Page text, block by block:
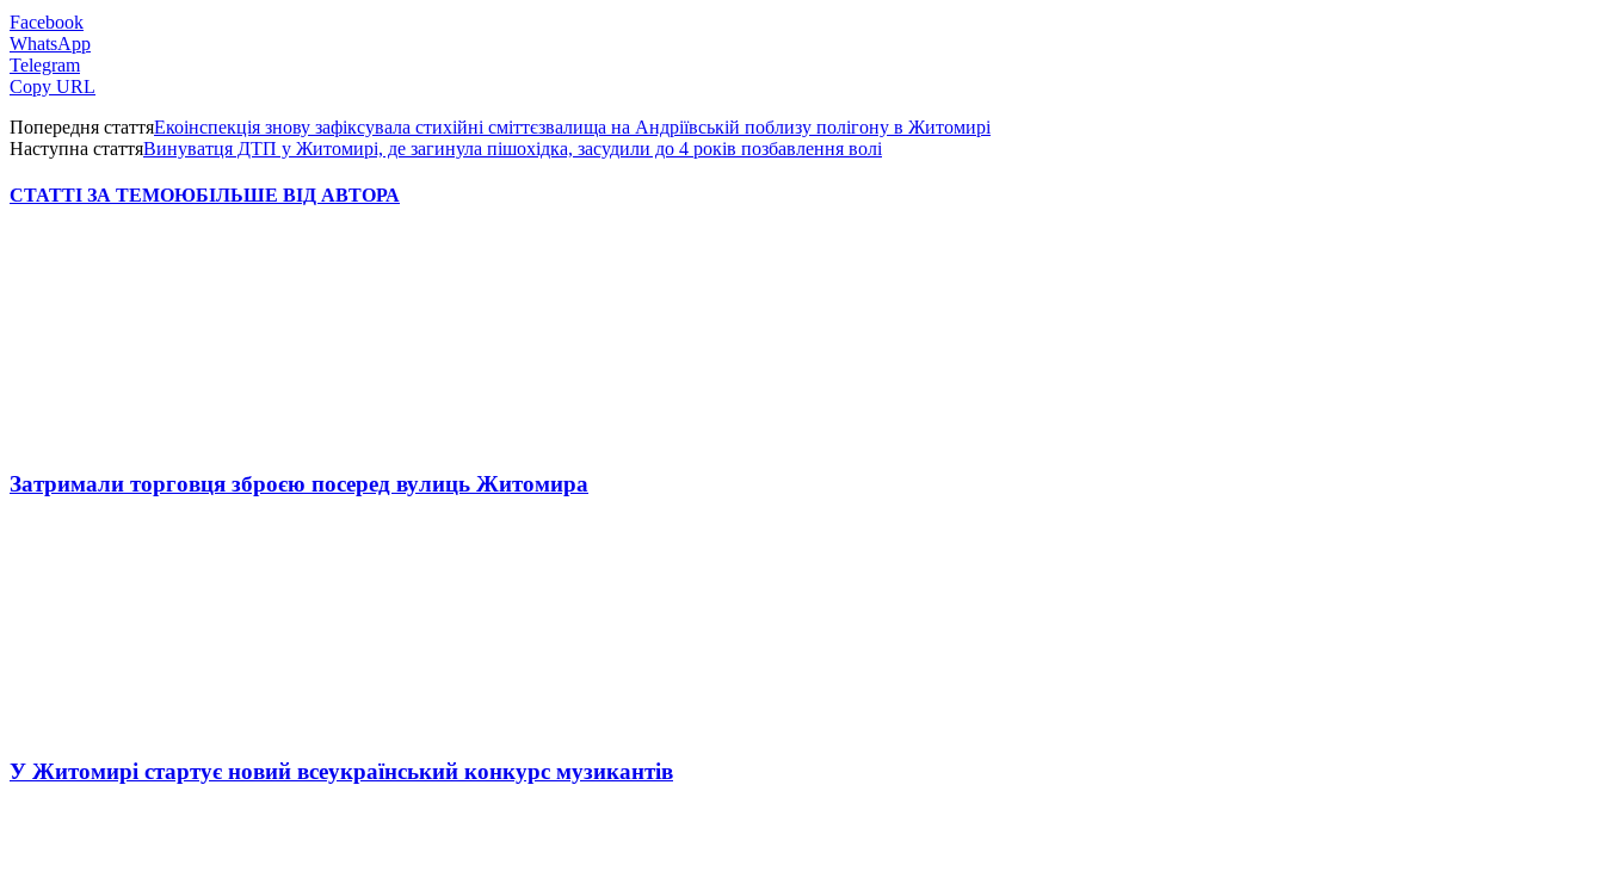
Facebook
WhatsApp
Telegram
Copy URL
Попередня статтяЕкоінспекція знову зафіксувала стихійні сміттєзвалища на Андріївській поблизу полігону в Житомирі
Наступна статтяВинуватця ДТП у Житомирі, де загинула пішохідка, засудили до 4 років позбавлення волі
СТАТТІ ЗА ТЕМОЮБІЛЬШЕ ВІД АВТОРА
Затримали торговця зброєю посеред вулиць Житомира
У Житомирі стартує новий всеукраїнський конкурс музикантів